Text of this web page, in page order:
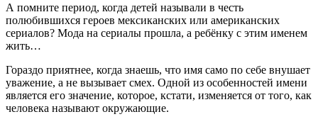
А помните период, когда детей называли в честь
полюбившихся героев мексиканских или американских
сериалов? Мода на сериалы прошла, а ребёнку с этим именем
жить…
Гораздо приятнее, когда знаешь, что имя само по себе внушает
уважение, а не вызывает смех. Одной из особенностей имени
является его значение, которое, кстати, изменяется от того, как
человека называют окружающие.